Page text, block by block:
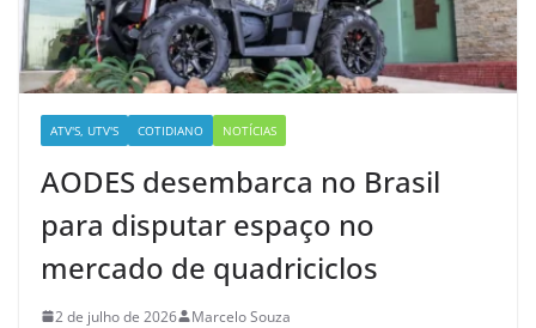
ATV'S, UTV'S COTIDIANO NOTÍCIAS
AODES desembarca no Brasil
para disputar espaço no
mercado de quadriciclos
2 de julho de 2026 Marcelo Souza